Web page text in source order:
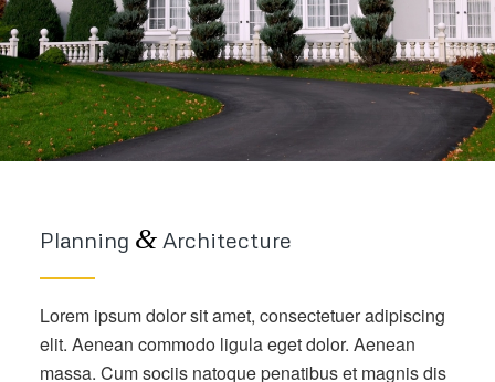
Planning &Architecture
Lorem ipsum dolor sit amet, consectetuer adipiscing
elit. Aenean commodo ligula eget dolor. Aenean
massa. Cum sociis natoque penatibus et magnis dis